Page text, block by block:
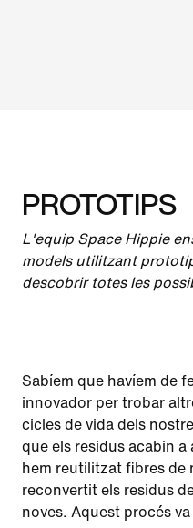
PROTOTIPS
L'equip Space Hippie
models utilitzant
descobrir totes les
Sabíem que havíem de
innovador per trobar
cicles de vida dels
que els residus acabin
hem reutilitzat fibres de
reconvertit els residus
noves. Aquest procés